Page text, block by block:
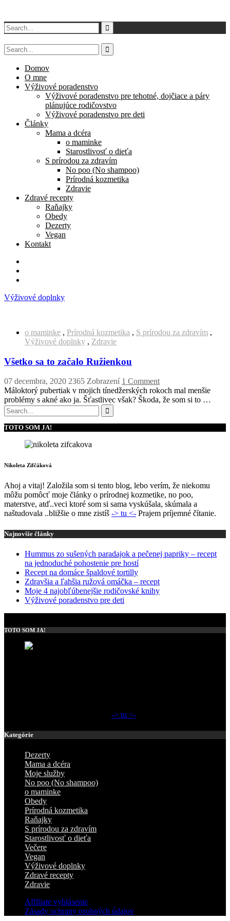
Domov
O mne
Výživové poradenstvo
Výživové poradenstvo pre tehotné, dojčiace a páry
plánujúce rodičovstvo
Výživové poradenstvo pre deti
Články
Mama a dcéra
o maminke
Starostlivosť o dieťa
S prírodou za zdravím
No poo (No shampoo)
Prírodná kozmetika
Zdravie
Zdravé recepty
Raňajky
Obedy
Dezerty
Vegan
Kontakt
Výživové doplnky
o maminke , Prírodná kozmetika , S prírodou za zdravím ,
Výživové doplnky , Zdravie
Všetko sa to začalo Ružienkou
07 decembra, 2020 2365 Zobrazení 1 Comment
Máloktorý pubertiak v mojich tínedžerských rokoch mal menšie
problémy s akné ako ja. Šťastlivec však? Škoda, že som si to …
TOTO SOM JA!
Nikoleta Zifčáková
Ahoj a vitaj! Založila som si tento blog, lebo verím, že niekomu
môžu pomôcť moje články o prírodnej kozmetike, no poo,
materstve, atď..veci ktoré som si sama vyskúšala, skúmala a
naštudovala ..bližšie o mne zistíš -> tu <- Prajem príjemné čítanie.
Najnovšie články
Hummus zo sušených paradajok a pečenej papriky – recept
na jednoduché pohostenie pre hostí
Recept na domáce špaldové tortilly
Zdravšia a ľahšia ružová omáčka – recept
Moje 4 najobľúbenejšie rodičovské knihy
Výživové poradenstvo pre deti
TOTO SOM JA!
-> tu <-
Kategórie
Dezerty
Mama a dcéra
Moje služby
No poo (No shampoo)
o maminke
Obedy
Prírodná kozmetika
Raňajky
S prírodou za zdravím
Starostlivosť o dieťa
Večere
Vegan
Výživové doplnky
Zdravé recepty
Zdravie
Affiliate vyhlásenie
Zásady ochrany osobných údajov